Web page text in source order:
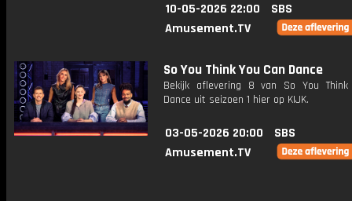
10-05-2026 22:00
SBS
Amusement.TV
So You Think You Can Dance
Bekijk aflevering 8 van So You Think
Dance uit seizoen 1 hier op KIJK.
03-05-2026 20:00
SBS
Amusement.TV